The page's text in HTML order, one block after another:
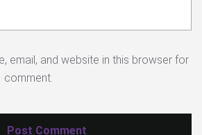
email, and website in this browser for
comment.